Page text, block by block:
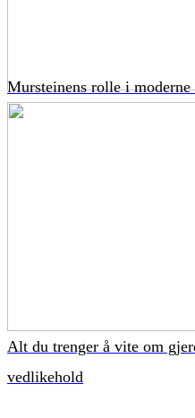
Mursteinens rolle i
Alt du trenger å vite om
vedlikehold